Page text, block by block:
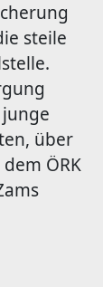
steile
über
ÖRK